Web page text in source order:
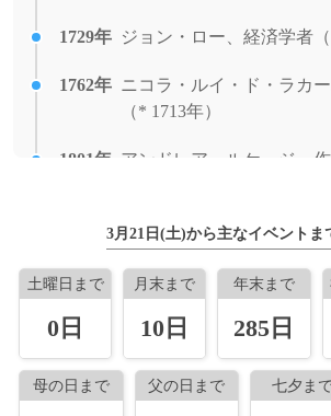
が、ソ連のアフガニスタ
コットを表明。
1977年
インド総選挙で与党の国
北海道追分町（現・安平
関区で、最後の蒸気機関車
1972年 高松塚古墳で極彩色壁画
1969年
一般有料道路西名阪道路
車道）松原IC（現・松原
が開通。
統領（+ 1872年）
1881年）
1851年 アドルフ・ブロツキー、ヴ
（+ 1929年）
1855年
エミール・ヴェルハーレ
1866年 若槻禮次郎、政治家、25
1729年 ジョン・ロー、経済学者（
1762年 ニコラ・ルイ・ド・ラカ
（* 1713年）
1801年 アンドレア・ルケージ、
1928年 エドワード・マウンダー、
年）
1936年
アレクサンドル・グラズ
3月21日(土)から主なイベントま
土曜日まで
0日
月末まで
10日
年末まで
285日
母の日まで 父の日まで 七夕ま